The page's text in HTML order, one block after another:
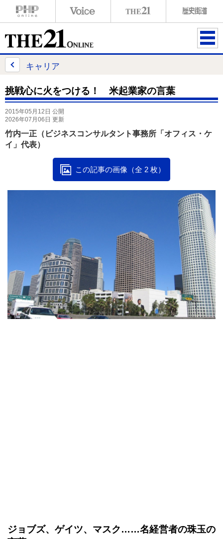
ME
キャリア
挑戦心に火をつける！ 米起業家の言葉
2015年05月12日 公開
2026年07月06日 更新
竹内一正（ビジネスコンサルタント事務所「オフィス・ケ
イ」代表）
この記事の画像（全 2 枚）
ジョブズ、ゲイツ、マスク……名経営者の珠玉の